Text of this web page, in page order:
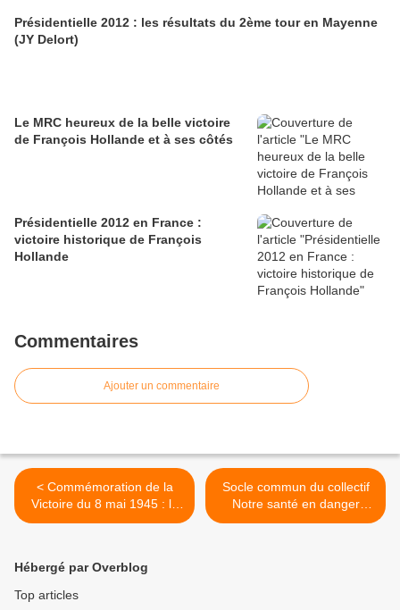
Présidentielle 2012 : les résultats du 2ème tour en Mayenne
(JY Delort)
Le MRC heureux de la belle victoire
de François Hollande et à ses côtés
Présidentielle 2012 en France :
victoire historique de François
Hollande
Commentaires
Ajouter un commentaire
< Commémoration de la
Victoire du 8 mai 1945 : la
barbarie du nazisme
Socle commun du collectif
Notre santé en danger
(Résistance sociale) >
Hébergé par Overblog
Top articles